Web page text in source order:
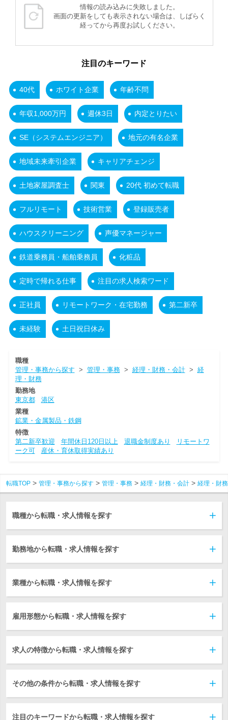
情報の読み込みに失敗しました。
画面の更新をしても表示されない場合は、しばらく
経ってから再度お試しください。
注目のキーワード
40代 ホワイト企業 年齢不問
年収1,000万円 週休3日 内定とりたい
SE（システムエンジニア） 地元の有名企業
地域未来牽引企業 キャリアチェンジ
土地家屋調査士 関東 20代 初めて転職
フルリモート 技術営業 登録販売者
ハウスクリーニング 声優マネージャー
鉄道乗務員・船舶乗務員 化粧品
定時で帰れる仕事 注目の求人検索ワード
正社員 リモートワーク・在宅勤務 第二新卒
未経験 土日祝日休み
職種
管理・事務から探す > 管理・事務> 経理・財務・会計> 経
理・財務
勤務地
東京都
港区
業種
鉱業・金属製品・鉄鋼
特徴
第二新卒歓迎
年間休日120日以上 退職金制度あり
リモートワ
ーク可
産休・育休取得実績あり
転職TOP 管理・事務から探す 管理・事務 経理・財務・会計 経理・財務
職種から転職・求人情報を探す
勤務地から転職・求人情報を探す
業種から転職・求人情報を探す
雇用形態から転職・求人情報を探す
求人の特徴から転職・求人情報を探す
その他の条件から転職・求人情報を探す
注目のキーワードから転職・求人情報を探す